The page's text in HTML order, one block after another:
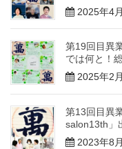
2025年4
第19回目異
では何と！
2025年2
第13回目異
salon13th」
2023年8